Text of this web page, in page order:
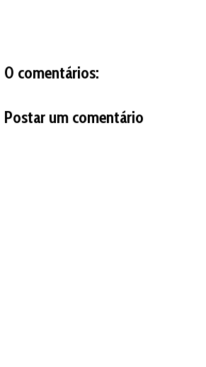
0 comentários:
Postar um comentário